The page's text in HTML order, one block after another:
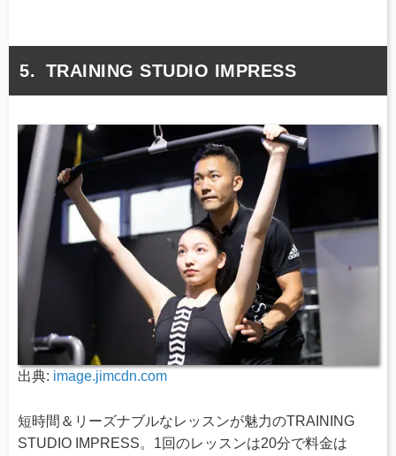
TRAINING STUDIO IMPRESS
出典: image.jimcdn.com
短時間＆リーズナブルなレッスンが魅力のTRAINING
STUDIO IMPRESS。1回のレッスンは20分で料金は